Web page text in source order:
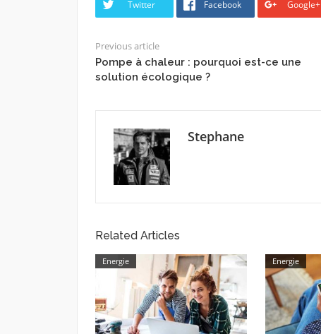
Twitter Facebook Google+
Previous article
Pompe à chaleur : pourquoi est-ce une
solution écologique ?
Stephane
Related Articles
Energie Energie